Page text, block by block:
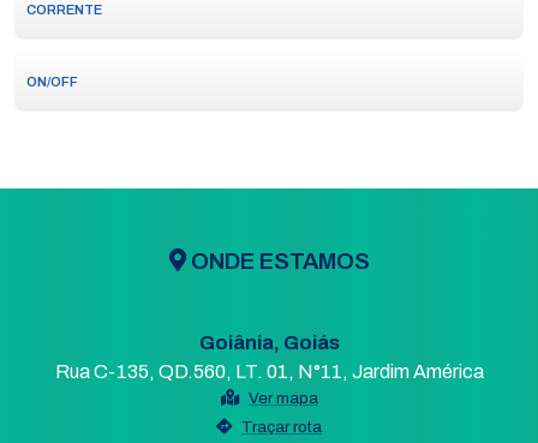
CORRENTE
ON/OFF
ONDE ESTAMOS
Goiânia, Goiás
Rua C-135, QD.560, LT. 01, N°11, Jardim América
Ver mapa
Traçar rota